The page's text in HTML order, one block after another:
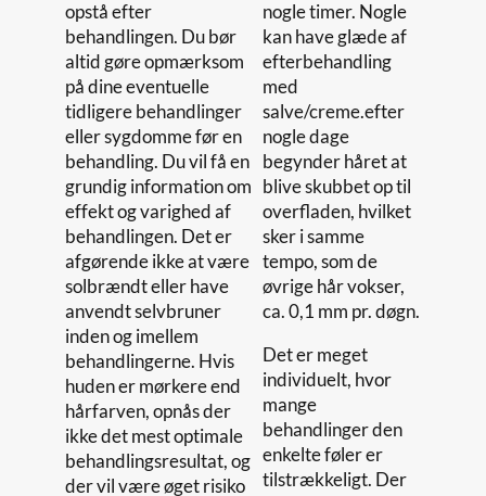
opstå efter
behandlingen. Du bør
altid gøre opmærksom
på dine eventuelle
tidligere behandlinger
eller sygdomme før en
behandling. Du vil få en
grundig information om
effekt og varighed af
behandlingen. Det er
afgørende ikke at være
solbrændt eller have
anvendt selvbruner
inden og imellem
behandlingerne. Hvis
huden er mørkere end
hårfarven, opnås der
ikke det mest optimale
behandlingsresultat, og
der vil være øget risiko
nogle timer. Nogle
kan have glæde af
efterbehandling
med
salve/creme.efter
nogle dage
begynder håret at
blive skubbet op til
overfladen, hvilket
sker i samme
tempo, som de
øvrige hår vokser,
ca. 0,1 mm pr. døgn.
Det er meget
individuelt, hvor
mange
behandlinger den
enkelte føler er
tilstrækkeligt. Der